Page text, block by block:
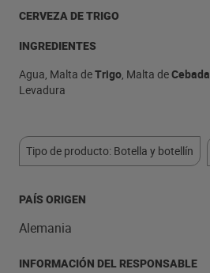
CERVEZA DE TRIGO
INGREDIENTES
Agua, Malta deTrigo, Malta deCebada
Levadura
Tipo de producto: Botella y botellín
PAÍS ORIGEN
Alemania
INFORMACIÓN DEL RESPONSABLE